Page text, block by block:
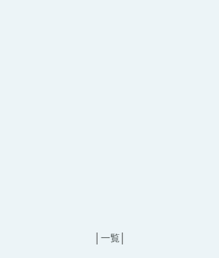
一覧